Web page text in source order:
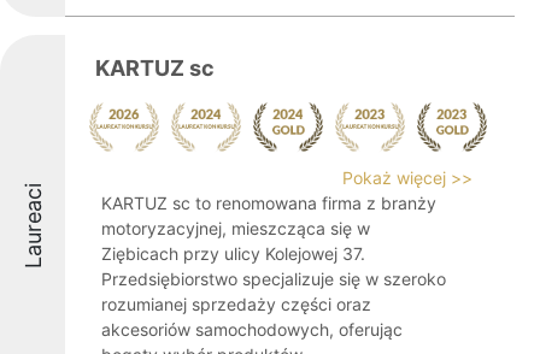
Laureaci
KARTUZ sc
Pokaż więcej >>
KARTUZ sc to renomowana firma z branży
motoryzacyjnej, mieszcząca się w
Ziębicach przy ulicy Kolejowej 37.
Przedsiębiorstwo specjalizuje się w szeroko
rozumianej sprzedaży części oraz
akcesoriów samochodowych, oferując